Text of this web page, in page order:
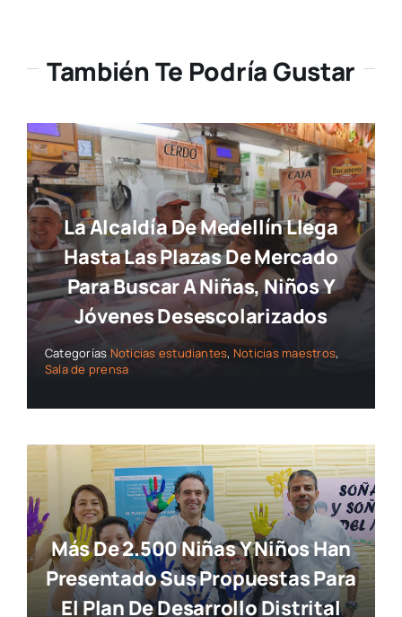
También Te Podría Gustar
La Alcaldía De Medellín Llega
Hasta Las Plazas De Mercado
Para Buscar A Niñas, Niños Y
Jóvenes Desescolarizados
Categorías Noticias estudiantes, Noticias maestros,
Sala de prensa
Más De 2.500 Niñas Y Niños Han
Presentado Sus Propuestas Para
El Plan De Desarrollo Distrital